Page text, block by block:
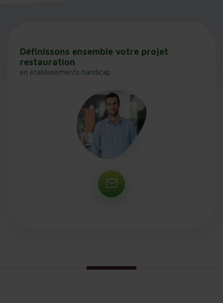
Définissons ensemble votre projet
restauration
en établissements handicap